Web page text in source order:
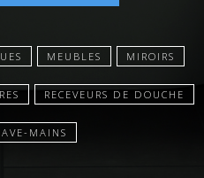
MEUBLES MIROIRS
RECEVEURS DE DOUCHE
MAINS